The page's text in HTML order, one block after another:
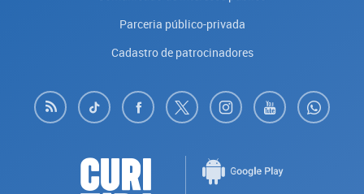
Parceria público-privada
Cadastro de patrocinadores